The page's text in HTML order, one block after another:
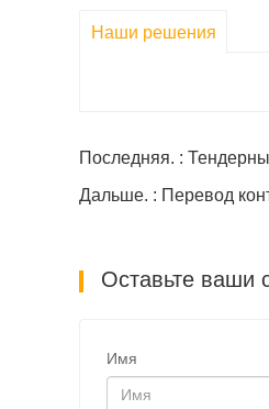
Наши решения
Последняя. :
Дальше. : Перевод
Оставьте ваши
Имя